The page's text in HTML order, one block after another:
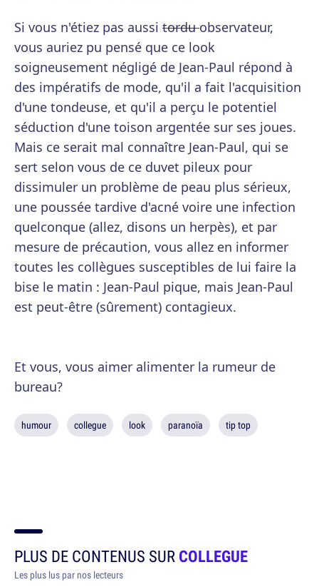
Si vous n'étiez pas aussi torduobservateur,
vous auriez pu pensé que ce look
soigneusement négligé de Jean-Paul répond à
des impératifs de mode, qu'il a fait l'acquisition
d'une tondeuse, et qu'il a perçu le potentiel
séduction d'une toison argentée sur ses joues.
Mais ce serait mal connaître Jean-Paul, qui se
sert selon vous de ce duvet pileux pour
dissimuler un problème de peau plus sérieux,
une poussée tardive d'acné voire une infection
quelconque (allez, disons un herpès), et par
mesure de précaution, vous allez en informer
toutes les collègues susceptibles de lui faire la
bise le matin : Jean-Paul pique, mais Jean-Paul
est peut-être (sûrement) contagieux.
Et vous, vous aimer alimenter la rumeur de
bureau?
humour collegue look paranoïa tip top
PLUS DE CONTENUS SURCOLLEGUE
Les plus lus par nos lecteurs